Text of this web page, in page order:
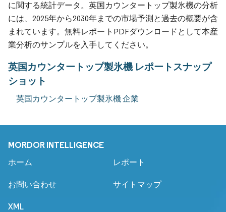
に関する統計データ。英国カウンタートップ製氷機の分析
には、2025年から2030年までの市場予測と過去の概要が含
まれています。無料レポートPDFダウンロードとして本産
業分析のサンプルを入手してください。
英国カウンタートップ製氷機 レポートスナップ
ショット
英国カウンタートップ製氷機 企業
MORDOR INTELLIGENCE
ホーム レポート
お問い合わせ サイトマップ
XML